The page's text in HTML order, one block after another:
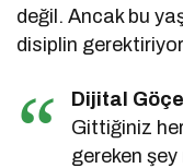
değil. Ancak bu
disiplin
Dijital
Gittiğiniz
gereken